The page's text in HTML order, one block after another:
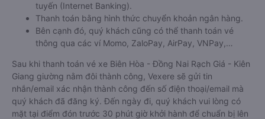
tuyến (Internet Banking).
Thanh toán bằng hình thức chuyển khoản ngân hàng.
Bên cạnh đó, quý khách cũng có thể thanh toán vé
thông qua các ví Momo, ZaloPay, AirPay, VNPay,…
Sau khi thanh toán vé xe Biên Hòa - Đồng Nai Rạch Giá - Kiên
Giang giường nằm đôi thành công, Vexere sẽ gửi tin
nhắn/email xác nhận thành công đến số điện thoại/email mà
quý khách đã đăng ký. Đến ngày đi, quý khách vui lòng có
mặt tại điểm đón trước 30 phút giờ khởi hành để chuẩn bị lên